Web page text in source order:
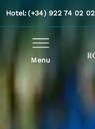
Hotel: (+34) 922 74 02 02
Menu